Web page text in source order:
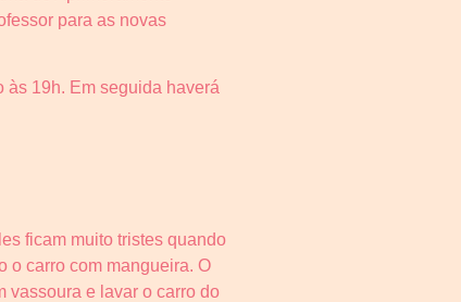
para as novas
19h. Em seguida haverá
ficam muito tristes quando
o carro com mangueira. O
vassoura e lavar o carro do